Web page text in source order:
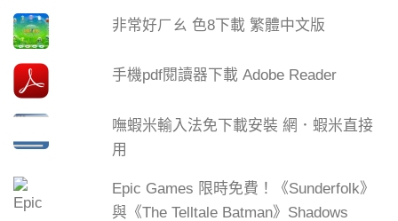
非常好ㄏㄠ 色8下載 繁體中文版
手機pdf閱讀器下載 Adobe Reader
嘸蝦米輸入法免下載安裝 網．蝦米直接
用
Epic Games 限時免費！《Sunderfolk》
與《The Telltale Batman》Shadows